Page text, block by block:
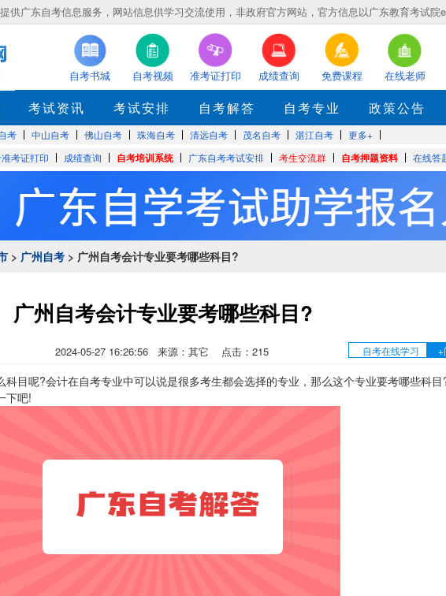
供广东自考信息服务，网站信息供学习交流使用，非政府官方网站，官方信息以广东教育考试院
自考书城 自考视频 准考证打印 成绩查询 免费课程 在线老师
考试资讯 考试安排 自考解答 自考专业 政策公告
考 中山自考 佛山自考 珠海自考 清远自考 茂名自考 湛江自考 更多+
考证打印 成绩查询 自考培训系统 广东自考考试安排 考生交流群 自考押题资料 在线答
> 广州自考 > 广州自考会计专业要考哪些科目?
广州自考会计专业要考哪些科目?
2024-05-27 16:26:56 来源：其它 点击： 215 自考在线学习 +
目呢?会计在自考专业中可以说是很多考生都会选择的专业，那么这个专业要考哪些科目
下吧!